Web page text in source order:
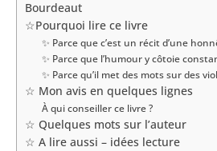
Bourdeaut
☆Pourquoi lire ce livre
✨ Parce que c’est un récit d’une
✨ Parce que l’humour y côtoie
✨ Parce qu’il met des mots sur des
☆ Mon avis en quelques lignes
À qui conseiller ce livre ?
☆ Quelques mots sur l’auteur
☆ A lire aussi – idées lecture